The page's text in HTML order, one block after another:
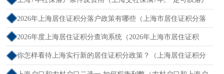
吗？）
2026年上海居住证积分落户政策有哪些（上海市居住证积分落
户政策2026年）
2026年度上海居住证积分查询系统（2026年上海市居住证积
分）
你怎样看待上海实行新的居住证积分政策？（上海居住证积分